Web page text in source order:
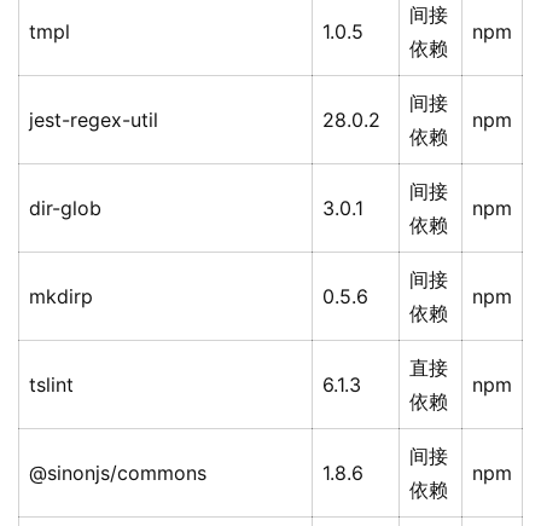
tmpl 1.0.5
间接
依赖
npm
jest-regex-util 28.0.2
间接
依赖
npm
dir-glob 3.0.1
间接
依赖
npm
mkdirp 0.5.6
间接
依赖
npm
tslint 6.1.3
直接
依赖
npm
@sinonjs/commons 1.8.6
间接
依赖
npm